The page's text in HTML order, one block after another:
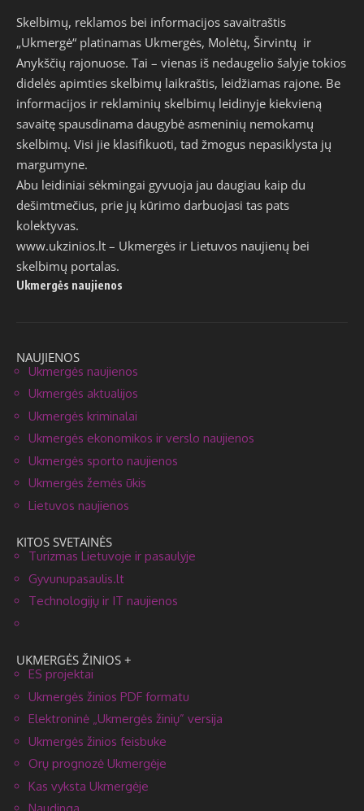
Skelbimų, reklamos bei informacijos savaitraštis
„Ukmergė“ platinamas Ukmergės, Molėtų, Širvintų ir
Anykščių rajonuose. Tai – vienas iš nedaugelio šalyje tokios
didelės apimties skelbimų laikraštis, leidžiamas rajone. Be
informacijos ir reklaminių skelbimų leidinyje kiekvieną
savaitę spausdinama daugybė asmeninių nemokamų
skelbimų. Visi jie klasifikuoti, tad žmogus nepasiklysta jų
margumyne.
Abu leidiniai sėkmingai gyvuoja jau daugiau kaip du
dešimtmečius, prie jų kūrimo darbuojasi tas pats
kolektyvas.
www.ukzinios.lt – Ukmergės ir Lietuvos naujienų bei
skelbimų portalas.
Ukmergės naujienos
NAUJIENOS
Ukmergės naujienos
Ukmergės aktualijos
Ukmergės kriminalai
Ukmergės ekonomikos ir verslo naujienos
Ukmergės sporto naujienos
Ukmergės žemės ūkis
Lietuvos naujienos
KITOS SVETAINĖS
Turizmas Lietuvoje ir pasaulyje
Gyvunupasaulis.lt
Technologijų ir IT naujienos
UKMERGĖS ŽINIOS +
ES projektai
Ukmergės žinios PDF formatu
Elektroninė „Ukmergės žinių” versija
Ukmergės žinios feisbuke
Orų prognozė Ukmergėje
Kas vyksta Ukmergėje